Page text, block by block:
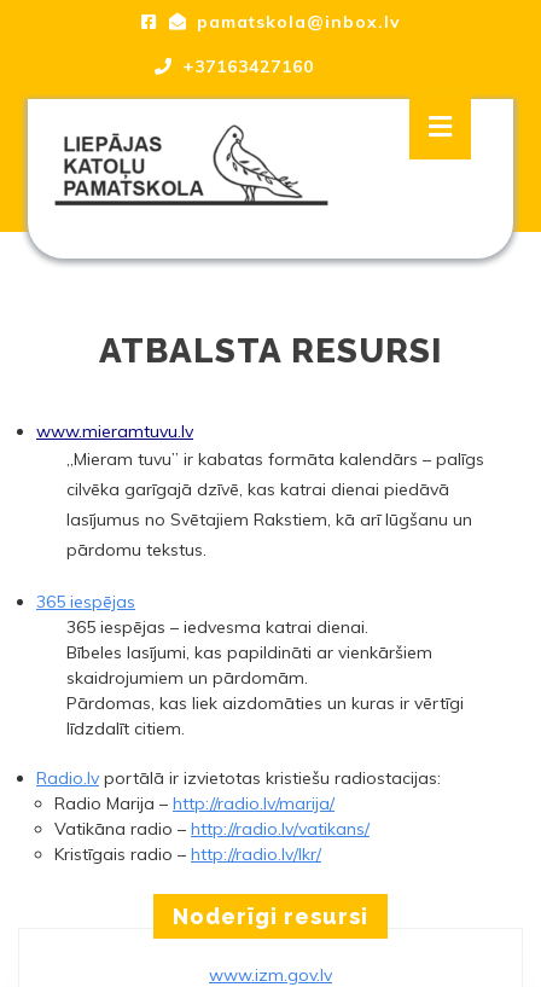
pamatskola@inbox.lv
+37163427160
Open
ATBALSTA RESURSI
www.mieramtuvu.lv
„Mieram tuvu” ir kabatas formāta kalendārs – palīgs
cilvēka garīgajā dzīvē, kas katrai dienai piedāvā
lasījumus no Svētajiem Rakstiem, kā arī lūgšanu un
pārdomu tekstus.
365 iespējas
365 iespējas – iedvesma katrai dienai.
Bībeles lasījumi, kas papildināti ar vienkāršiem
skaidrojumiem un pārdomām.
Pārdomas, kas liek aizdomāties un kuras ir vērtīgi
līdzdalīt citiem.
Radio.lv portālā ir izvietotas kristiešu radiostacijas:
Radio Marija – http://radio.lv/marija/
Vatikāna radio – http://radio.lv/vatikans/
Kristīgais radio – http://radio.lv/lkr/
Noderīgi resursi
www.izm.gov.lv